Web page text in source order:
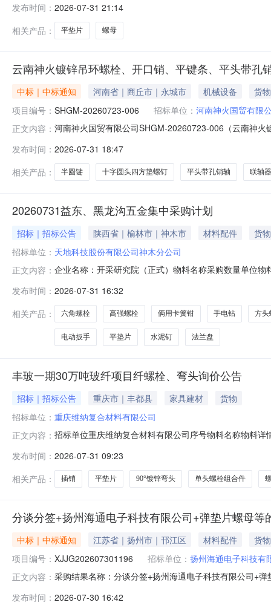
M8*25*108.8304右旋BGB/T6170重庆维纳复合材料有
发布时间： 2026-07-31 21:14
相关产品：
平垫片 螺母
云南神火镀锌吊环螺栓、开口销、平键条、平头带孔
中标｜中标通知 河南省｜商丘市｜永城市 机械设备
货物
项目编号： SHGM-20260723-006 招标单位： 河南神火国贸有限
正文内容： 河南神火国贸有限公司SHGM-20260723-006（云南神
3201010080035镀锌六角螺栓12.9级M8×13020条云南
发布时间： 2026-07-31 18:47
相关产品：
半圆键 十字圆头四方垫螺钉 平头带孔销轴 联轴
20260731益东、黑龙沟五金集中采购计划
招标｜招标公告 陕西省｜榆林市｜神木市 材料配件
货物
招标单位： 天地科技股份有限公司神木分公司
正文内容： 企业名称：开采研究院（正式）物料名称采购数量单位
工程中心赵勇2026-07-31食品袋50.0卷规格:白色透明
发布时间： 2026-07-31 16:32
相关产品：
六角螺栓 高强螺栓 俩用卡簧钳 手电钻 方头
电动扳手 平垫片 水泥钉 法兰盘
丰玻一期30万吨玻纤项目纤螺栓、弯头询价公告
招标｜招标公告 重庆市｜丰都县 家具建材
货物
招标单位： 重庆维纳复合材料有限公司
正文内容： 招标单位重庆维纳复合材料有限公司序号物料名称物料
合材料有限公司4高强度螺母200.0个
发布时间： 2026-07-31 09:23
相关产品：
插销 平垫片 90°镀锌弯头 单头螺栓组合件
分谈分签+扬州海通电子科技有限公司+弹垫片螺母等
中标｜中标通知 江苏省｜扬州市｜邗江区 材料配件
货物
项目编号： XJJG202607301196 招标单位： 扬州海通电子科技有
正文内容： 采购结果名称：分谈分签+扬州海通电子科技有限公司+
量单位采购数量中标数量成交单价到货日期交货地点1
发布时间： 2026-07-30 16:42